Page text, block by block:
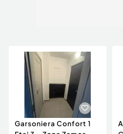
Garsoniera Confort 1